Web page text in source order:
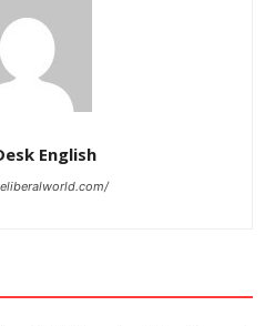
English